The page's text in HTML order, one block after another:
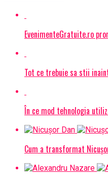
EvenimenteGratuite.ro
Tot ce trebuie sa stii
În ce mod tehnologia
Cum a transformat